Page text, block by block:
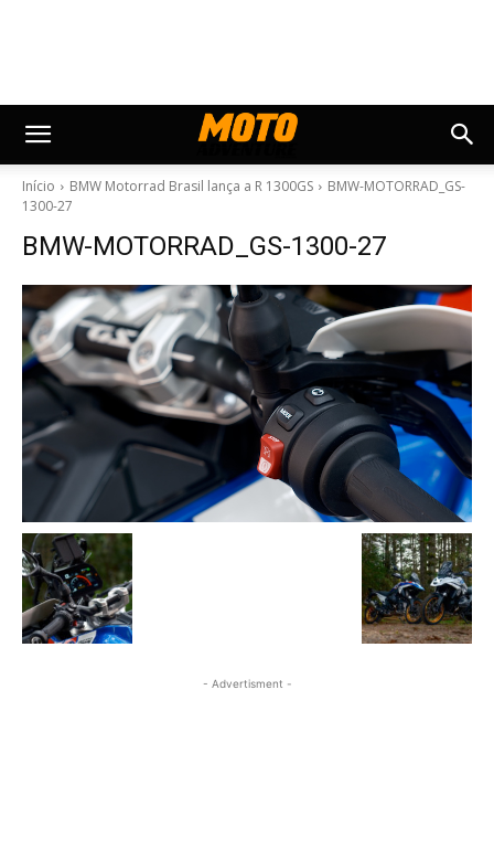
Início BMW Motorrad Brasil lança a R 1300GS
BMW-MOTORRAD_GS-
1300-27
BMW-MOTORRAD_GS-1300-27
- Advertisment -